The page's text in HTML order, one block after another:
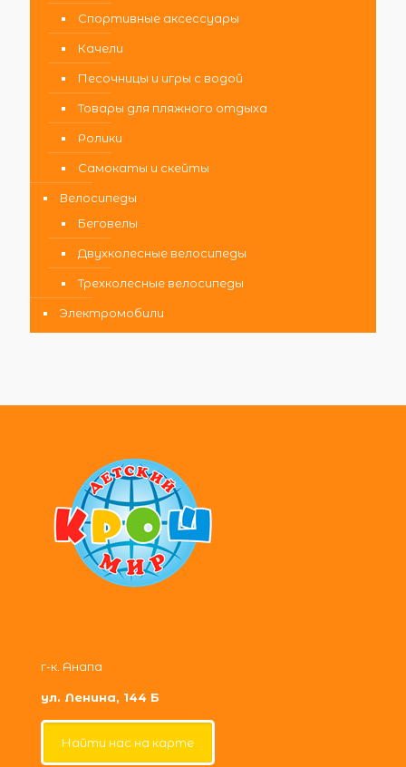
Спортивные аксессуары
Качели
Песочницы и игры с водой
Товары для пляжного отдыха
Ролики
Самокаты и скейты
Велосипеды
Беговелы
Двухколесные велосипеды
Трехколесные велосипеды
Электромобили
г-к. Анапа
ул. Ленина, 144 Б
Найти нас на карте